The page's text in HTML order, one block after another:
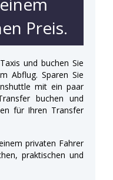
Preis.
und buchen Sie
Abflug. Sparen Sie
mit ein paar
buchen und
für Ihren Transfer
privaten Fahrer
praktischen und